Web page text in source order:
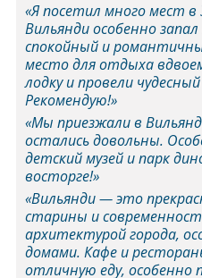
«Я посетил много мест
Вильянди особенно
спокойный и
место для отдыха
лодку и провели
Рекомендую!»
«Мы приезжали в
остались довольны.
детский музей и парк
восторге!»
«Вильянди — это
старины и
архитектурой города,
домами. Кафе и
отличную еду, особенно